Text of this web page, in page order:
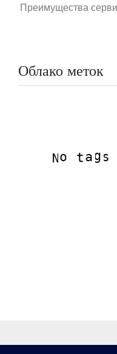
Преимущества
Облако меток